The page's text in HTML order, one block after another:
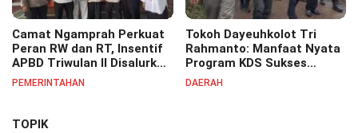
Camat Ngamprah Perkuat
Peran RW dan RT, Insentif
APBD Triwulan II Disalurkan
untuk Tingkatkan
PEMERINTAHAN
Tokoh Dayeuhkolot Tri
Rahmanto: Manfaat Nyata
Program KDS Sukses
Dirasakan Seluruh Lapisan
DAERAH
TOPIK